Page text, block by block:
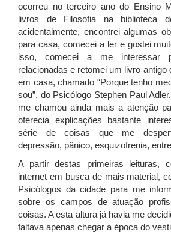
ocorreu no terceiro ano do Ensino
livros de Filosofia na biblioteca
acidentalmente, encontrei algumas
para casa, comecei a ler e gostei
isso, comecei a me interessar
relacionadas e retomei um livro antigo
em casa, chamado “Porque tenho
sou”, do Psicólogo Stephen Paul
me chamou ainda mais a atenção
oferecia explicações bastante
série de coisas que me
depressão, pânico, esquizofrenia,
A partir destas primeiras leituras,
internet em busca de mais material,
Psicólogos da cidade para me
sobre os campos de atuação
coisas. A esta altura já havia me
faltava apenas chegar a época do